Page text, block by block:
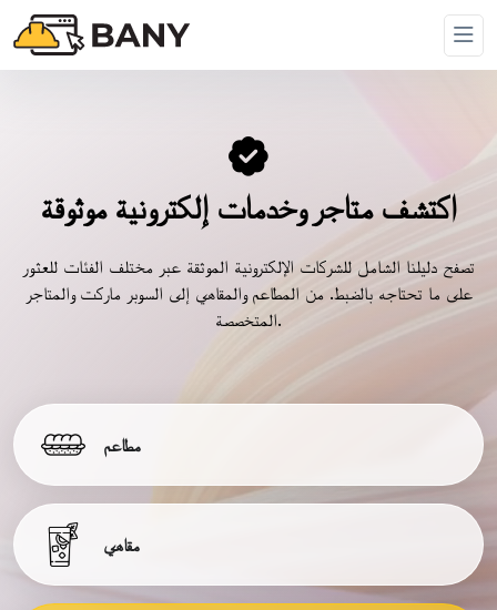
اكتشف متاجر وخدمات إلكترونية موثوقة
تصفح دليلنا الشامل للشركات الإلكترونية الموثقة عبر مختلف الفئات للعثور
على ما تحتاجه بالضبط. من المطاعم والمقاهي إلى السوبر ماركت والمتاجر
المتخصصة.
مطاعم
مقاهي